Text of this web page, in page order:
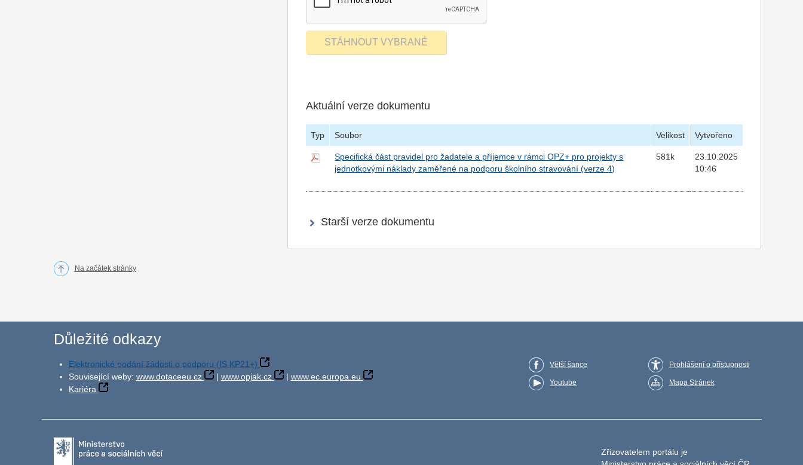
Aktuální verze dokumentu
Typ Soubor Velikost Vytvořeno
Specifická část pravidel pro žadatele a příjemce v rámci OPZ+ pro projekty s
jednotkovými náklady zaměřené na podporu školního stravování (verze 4)
581k
23.10.2025
10:46
Starší verze dokumentu
Na začátek stránky
Důležité odkazy
Elektronické podání žádosti o podporu (IS KP21+)
Související weby: www.dotaceeu.cz | www.opjak.cz | www.ec.europa.eu
Kariéra
Větší šance
Youtube
Prohlášení o přístupnosti
Mapa Stránek
Zřizovatelem portálu je